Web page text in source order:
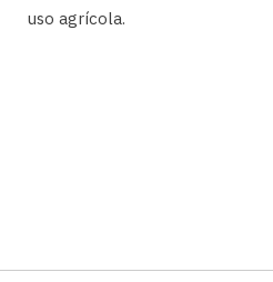
uso agrícola.